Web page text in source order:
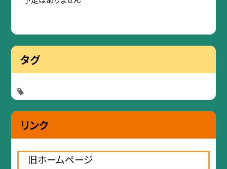
タグ
リンク
旧ホームページ